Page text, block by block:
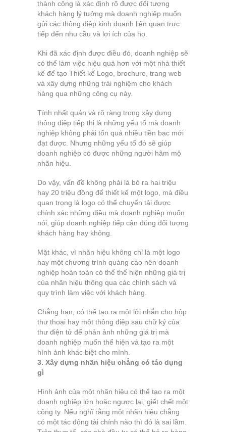
thành công là xác định rõ được đối tượng
khách hàng lý tưởng mà doanh nghiệp muốn
gửi các thông điệp kinh doanh liên quan trực
tiếp đến nhu cầu và lợi ích của họ.
Khi đã xác định được điều đó, doanh nghiệp sẽ
có thể làm việc hiệu quả hơn với một nhà thiết
kế để tạo Thiết kế Logo, brochure, trang web
và xây dựng những trải nghiệm cho khách
hàng qua những công cụ này.
Tính nhất quán và rõ ràng trong xây dựng
thông điệp tiếp thị là những yếu tố mà doanh
nghiệp không phải tốn quá nhiều tiền bạc mới
đạt được. Nhưng những yếu tố đó sẽ giúp
doanh nghiệp có được những người hâm mộ
nhãn hiệu.
Do vậy, vấn đề không phải là bỏ ra hai triệu
hay 20 triệu đồng để thiết kế một logo, mà điều
quan trọng là logo có thể chuyển tải được
chính xác những điều mà doanh nghiệp muốn
nói, giúp doanh nghiệp tiếp cận đúng đối tượng
khách hàng hay không.
Mặt khác, vì nhãn hiệu không chỉ là một logo
hay một chương trình quảng cáo nên doanh
nghiệp hoàn toàn có thể thể hiện những giá trị
của nhãn hiệu thông qua các chính sách và
quy trình làm việc với khách hàng.
Chẳng hạn, có thể tạo ra một lời nhắn cho hộp
thư thoại hay một thông điệp sau chữ ký của
thư điện tử để phản ảnh những giá trị mà
doanh nghiệp muốn thể hiện và tạo ra một
hình ảnh khác biệt cho mình.
3. Xây dựng nhãn hiệu chẳng có tác dụng
gì
Hình ảnh của một nhãn hiệu có thể tạo ra một
doanh nghiệp lớn hoặc ngược lại, giết chết một
công ty. Nếu nghĩ rằng một nhãn hiệu chẳng
có một tác động tài chính nào thì đó là sai lầm.